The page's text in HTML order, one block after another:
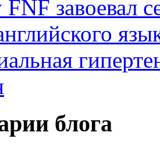
завоевал
блога